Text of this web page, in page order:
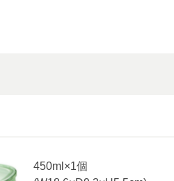
450ml×1個